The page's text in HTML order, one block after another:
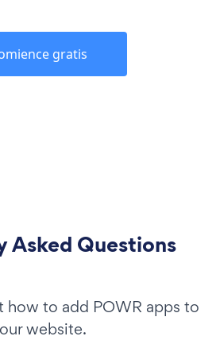
gratis
Asked Questions
how to add POWR apps to
website.